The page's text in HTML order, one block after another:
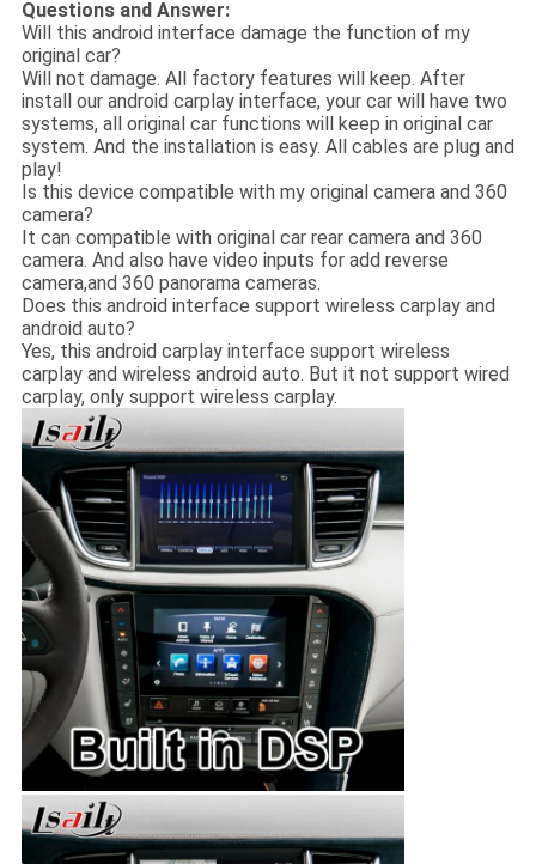
Questions and Answer:
Will this android interface damage the function of my
original car?
Will not damage. All factory features will keep. After
install our android carplay interface, your car will have two
systems, all original car functions will keep in original car
system. And the installation is easy. All cables are plug and
play!
Is this device compatible with my original camera and 360
camera?
It can compatible with original car rear camera and 360
camera. And also have video inputs for add reverse
camera,and 360 panorama cameras.
Does this android interface support wireless carplay and
android auto?
Yes, this android carplay interface support wireless
carplay and wireless android auto. But it not support wired
carplay, only support wireless carplay.